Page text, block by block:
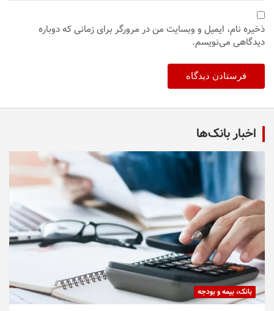
ذخیره نام، ایمیل و وبسایت من در مرورگر برای زمانی که دوباره
دیدگاهی می‌نویسم.
اخبار بانک‌ها
بانک، بیمه و بودجه